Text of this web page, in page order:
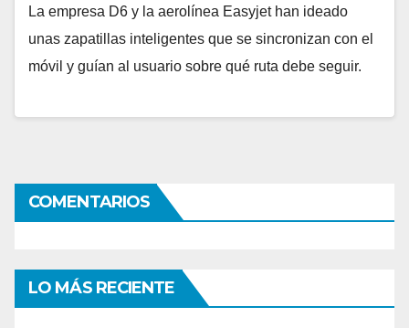
La empresa D6 y la aerolínea Easyjet han ideado
unas zapatillas inteligentes que se sincronizan con el
móvil y guían al usuario sobre qué ruta debe seguir.
COMENTARIOS
LO MÁS RECIENTE